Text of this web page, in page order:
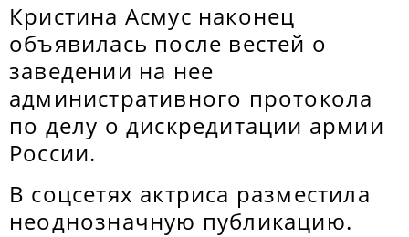
Кристина Асмус наконец
объявилась после вестей о
заведении на нее
административного протокола
по делу о дискредитации армии
России.
В соцсетях актриса разместила
неоднозначную публикацию.